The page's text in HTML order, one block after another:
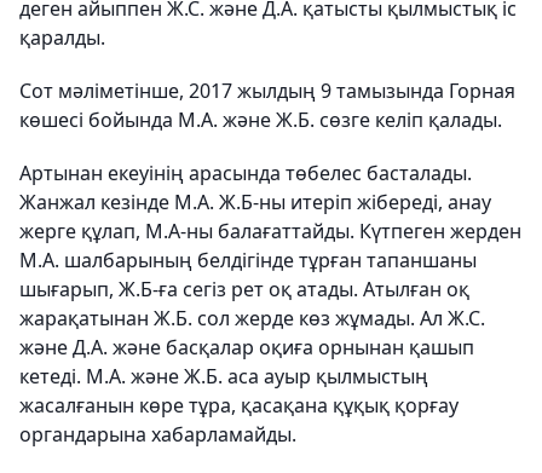
деген айыппен Ж.С. және Д.А. қатысты қылмыстық іс
қаралды.
Сот мәліметінше, 2017 жылдың 9 тамызында Горная
көшесі бойында М.А. және Ж.Б. сөзге келіп қалады.
Артынан екеуінің арасында төбелес басталады.
Жанжал кезінде М.А. Ж.Б-ны итеріп жібереді, анау
жерге құлап, М.А-ны балағаттайды. Күтпеген жерден
М.А. шалбарының белдігінде тұрған тапаншаны
шығарып, Ж.Б-ға сегіз рет оқ атады. Атылған оқ
жарақатынан Ж.Б. сол жерде көз жұмады. Ал Ж.С.
және Д.А. және басқалар оқиға орнынан қашып
кетеді. М.А. және Ж.Б. аса ауыр қылмыстың
жасалғанын көре тұра, қасақана құқық қорғау
органдарына хабарламайды.